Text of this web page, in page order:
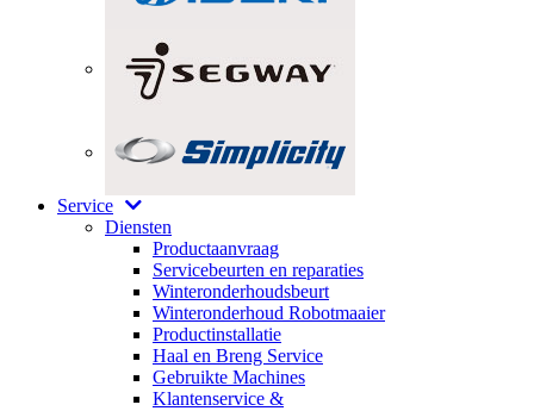
Service
Diensten
Productaanvraag
Servicebeurten en reparaties
Winteronderhoudsbeurt
Winteronderhoud Robotmaaier
Productinstallatie
Haal en Breng Service
Gebruikte Machines
Klantenservice &